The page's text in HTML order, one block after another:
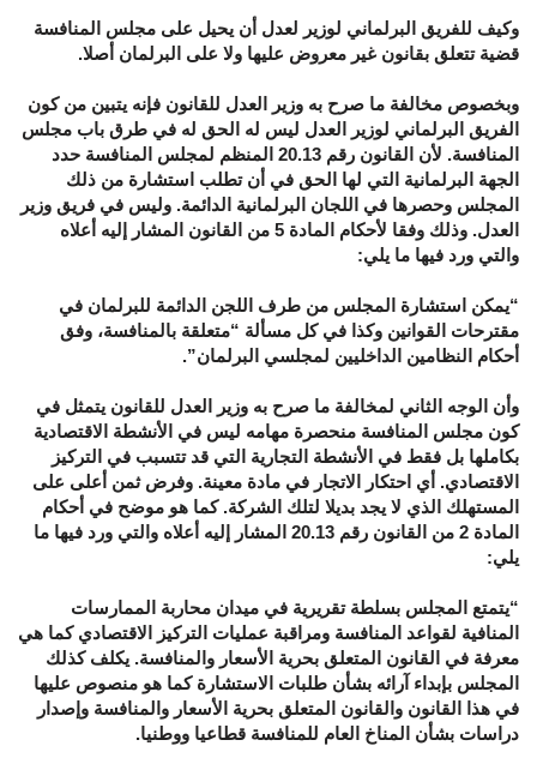
وكيف للفريق البرلماني لوزير لعدل أن يحيل على مجلس المنافسة
قضية تتعلق بقانون غير معروض عليها ولا على البرلمان أصلا.
وبخصوص مخالفة ما صرح به وزير العدل للقانون فإنه يتبين من كون
الفريق البرلماني لوزير العدل ليس له الحق له في طرق باب مجلس
المنافسة. لأن القانون رقم 20.13 المنظم لمجلس المنافسة حدد
الجهة البرلمانية التي لها الحق في أن تطلب استشارة من ذلك
المجلس وحصرها في اللجان البرلمانية الدائمة. وليس في فريق وزير
العدل. وذلك وفقا لأحكام المادة 5 من القانون المشار إليه أعلاه
والتي ورد فيها ما يلي:
“يمكن استشارة المجلس من طرف اللجن الدائمة للبرلمان في
مقترحات القوانين وكذا في كل مسألة “متعلقة بالمنافسة، وفق
أحكام النظامين الداخليين لمجلسي البرلمان”.
وأن الوجه الثاني لمخالفة ما صرح به وزير العدل للقانون يتمثل في
كون مجلس المنافسة منحصرة مهامه ليس في الأنشطة الاقتصادية
بكاملها بل فقط في الأنشطة التجارية التي قد تتسبب في التركيز
الاقتصادي. أي احتكار الاتجار في مادة معينة. وفرض ثمن أعلى على
المستهلك الذي لا يجد بديلا لتلك الشركة. كما هو موضح في أحكام
المادة 2 من القانون رقم 20.13 المشار إليه أعلاه والتي ورد فيها ما
يلي:
“يتمتع المجلس بسلطة تقريرية في ميدان محاربة الممارسات
المنافية لقواعد المنافسة ومراقبة عمليات التركيز الاقتصادي كما هي
معرفة في القانون المتعلق بحرية الأسعار والمنافسة. يكلف كذلك
المجلس بإبداء آرائه بشأن طلبات الاستشارة كما هو منصوص عليها
في هذا القانون والقانون المتعلق بحرية الأسعار والمنافسة وإصدار
دراسات بشأن المناخ العام للمنافسة قطاعيا ووطنيا.